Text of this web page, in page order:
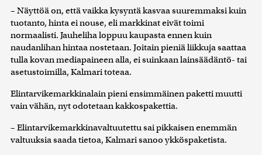
– Näyttöä on, että vaikka kysyntä kasvaa suuremmaksi kuin
tuotanto, hinta ei nouse, eli markkinat eivät toimi
normaalisti. Jauheliha loppuu kaupasta ennen kuin
naudanlihan hintaa nostetaan. Joitain pieniä liikkuja saattaa
tulla kovan mediapaineen alla, ei suinkaan lainsäädäntö- tai
asetustoimilla, Kalmari toteaa.
Elintarvikemarkkinalain pieni ensimmäinen paketti muutti
vain vähän, nyt odotetaan kakkospakettia.
– Elintarvikemarkkinavaltuutettu sai pikkaisen enemmän
valtuuksia saada tietoa, Kalmari sanoo ykköspaketista.